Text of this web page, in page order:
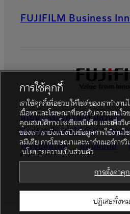
FUJIFILM Business
นโยบายเรื่องความเป็นส่วนตัว
ข้อตกลงในการใช้งาน
ติดต่อ
โซเชียลมีเดีย
แอปมือถือ
©FUJIFILM Thailand Ltd.
การใช้คุกกี้
เราใช้คุกกี้เพื่อช่วยให้ไซต์ของเราทำงา
เนื้อหาและโฆษณาที่ตรงกับความสนใจ
คุณสมบัติทางโซเชียลมีเดีย และเพื่อวิเ
ของเรา เรายังแบ่งปันข้อมูลการใช้งาน
ลมีเดีย การโฆษณาและพาร์ทเนอร์การวิ
นโยบายความเป็นส่วนตัว
การตั้งค่าคุ
ปฏิเสธทั้งห